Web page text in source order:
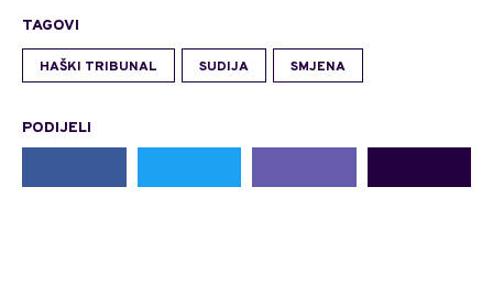
TAGOVI
HAŠKI TRIBUNAL SUDIJA SMJENA
PODIJELI